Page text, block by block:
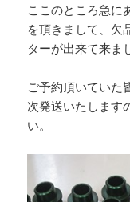
ここのところ急に
を頂きまして、欠
ターが出来て来ま
ご予約頂いていた
次発送いたします
い。